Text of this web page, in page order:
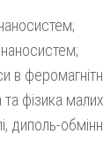
наносистем;
в
та фізика
диполь-